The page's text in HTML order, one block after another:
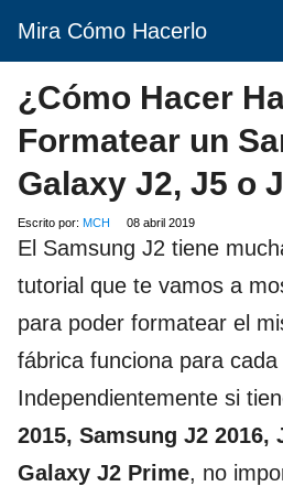
Mira Cómo Hacerlo
¿Cómo Hacer
Formatear un
Galaxy J2, J5 o
Escrito por: MCH 08 abril 2019
El Samsung J2 tiene
tutorial que te vamos a
para poder formatear el
fábrica funciona para cada
Independientemente si
2015, Samsung J2 2016,
Galaxy J2 Prime, no